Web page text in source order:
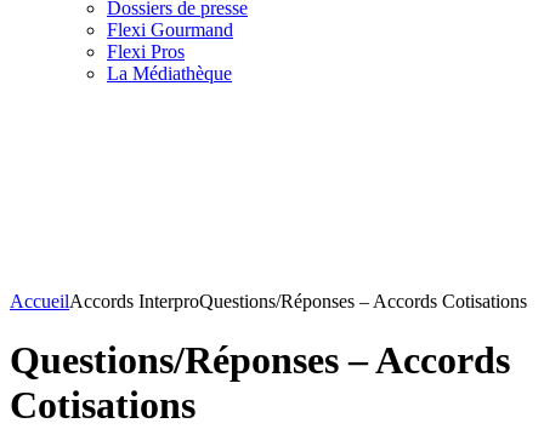
Dossiers de presse
Flexi Gourmand
Flexi Pros
La Médiathèque
AccueilAccords InterproQuestions/Réponses – Accords Cotisations
Questions/Réponses – Accords
Cotisations